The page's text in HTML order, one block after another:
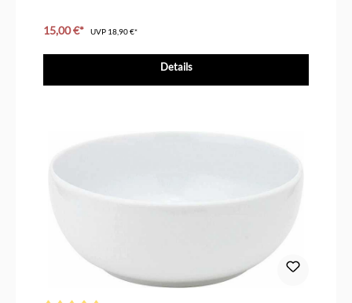
15,00 €* UVP 18,90 €*
Details